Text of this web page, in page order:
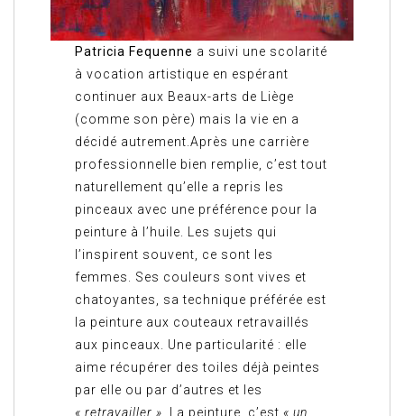
Patricia Fequenne a suivi une scolarité
à vocation artistique en espérant
continuer aux Beaux-arts de Liège
(comme son père) mais la vie en a
décidé autrement.Après une carrière
professionnelle bien remplie, c’est tout
naturellement qu’elle a repris les
pinceaux avec une préférence pour la
peinture à l’huile. Les sujets qui
l’inspirent souvent, ce sont les
femmes. Ses couleurs sont vives et
chatoyantes, sa technique préférée est
la peinture aux couteaux retravaillés
aux pinceaux. Une particularité : elle
aime récupérer des toiles déjà peintes
par elle ou par d’autres et les
« retravailler » . La peinture, c’est « un